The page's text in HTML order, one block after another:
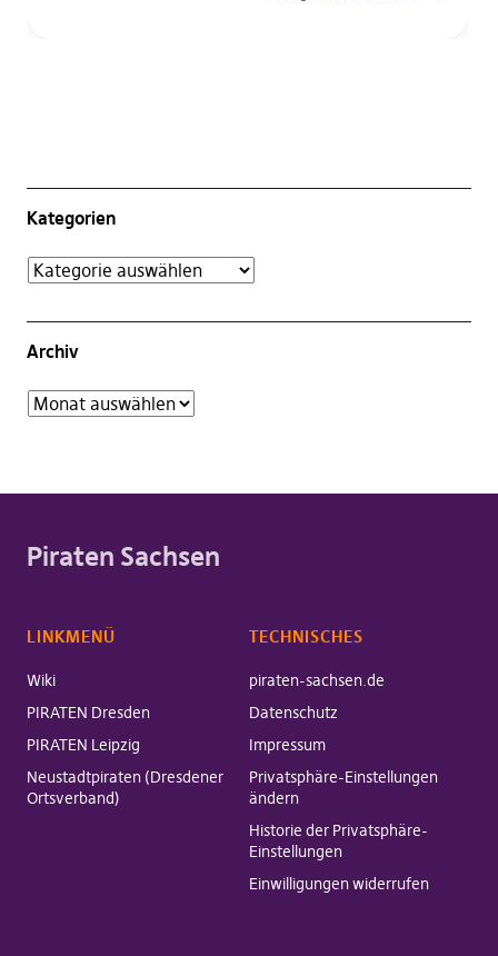
Kategorien
Archiv
Piraten Sachsen
LINKMENÜ
Wiki
PIRATEN Dresden
PIRATEN Leipzig
Neustadtpiraten (Dresdener
Ortsverband)
TECHNISCHES
piraten-sachsen.de
Datenschutz
Impressum
Privatsphäre-Einstellungen
ändern
Historie der Privatsphäre-
Einstellungen
Einwilligungen widerrufen